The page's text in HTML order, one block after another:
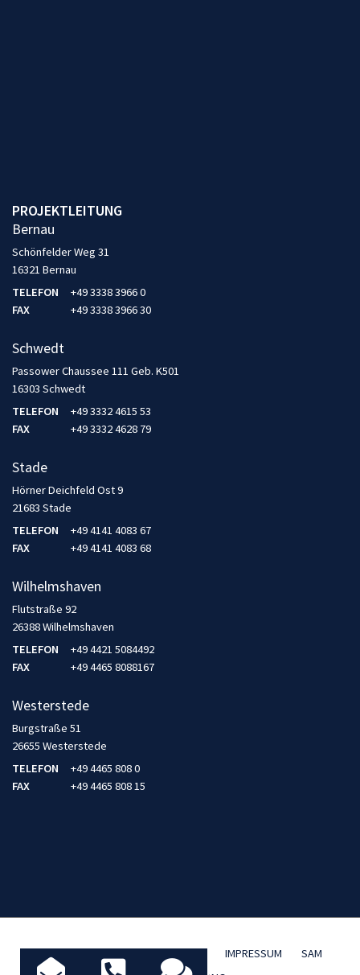
PROJEKTLEITUNG
Bernau
Schönfelder Weg 31
16321 Bernau
TELEFON
+49 3338 3966 0
FAX
+49 3338 3966 30
Schwedt
Passower Chaussee 111 Geb. K501
16303 Schwedt
TELEFON
+49 3332 4615 53
FAX
+49 3332 4628 79
Stade
Hörner Deichfeld Ost 9
21683 Stade
TELEFON
+49 4141 4083 67
FAX
+49 4141 4083 68
Wilhelmshaven
Flutstraße 92
26388 Wilhelmshaven
TELEFON
+49 4421 5084492
FAX
+49 4465 8088167
Westerstede
Burgstraße 51
26655 Westerstede
TELEFON
+49 4465 808 0
FAX
+49 4465 808 15
AKTUELLES / BLOG IMPRESSUM
SAM